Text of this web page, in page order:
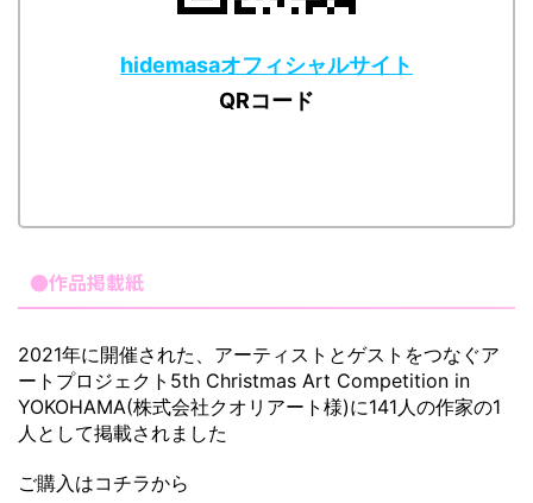
hidemasaオフィシャルサイト
QRコード
●作品掲載紙
2021年に開催された、アーティストとゲストをつなぐア
ートプロジェクト5th Christmas Art Competition in
YOKOHAMA(株式会社クオリアート様)に141人の作家の1
人として掲載されました
ご購入はコチラから